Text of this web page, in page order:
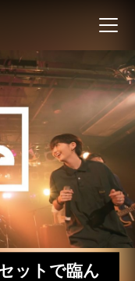
ットで臨ん